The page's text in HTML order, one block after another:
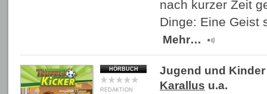
nach kurzer Zeit
Dinge: Eine Geist
Mehr…
HÖRBUCH
REDAKTION
Jugend und Kinder
Karallus u.a.